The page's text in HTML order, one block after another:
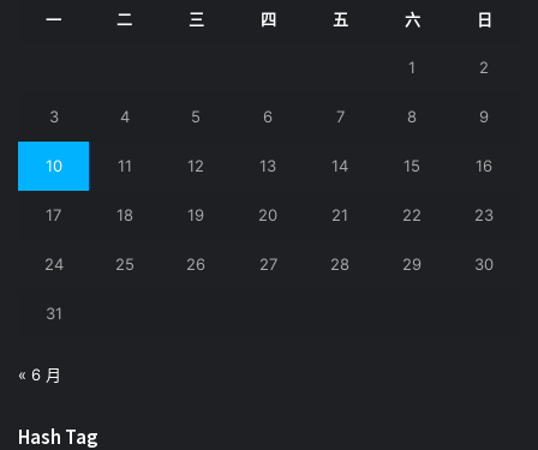
一 二 三 四 五 六 日
1 2
3 4 5 6 7 8 9
10 11 12 13 14 15 16
17 18 19 20 21 22 23
24 25 26 27 28 29 30
31
« 6 月
Hash Tag